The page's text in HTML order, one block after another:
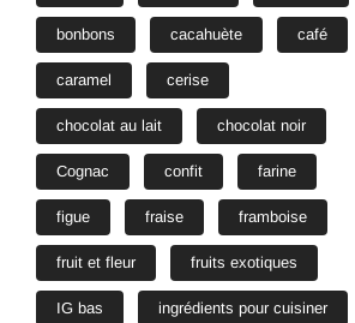
bonbons cacahuète café
caramel cerise
chocolat au lait chocolat noir
Cognac confit farine
figue fraise framboise
fruit et fleur fruits exotiques
IG bas ingrédients pour cuisiner